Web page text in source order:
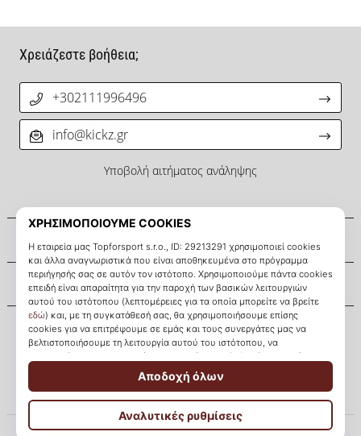
KICKZ.gr
Σχετικά μ' εμάς
Εξυπηρέτηση πελατών
Χρειάζεστε βοήθεια;
+302111996496
info@kickz.gr
Υποβολή αιτήματος ανάληψης